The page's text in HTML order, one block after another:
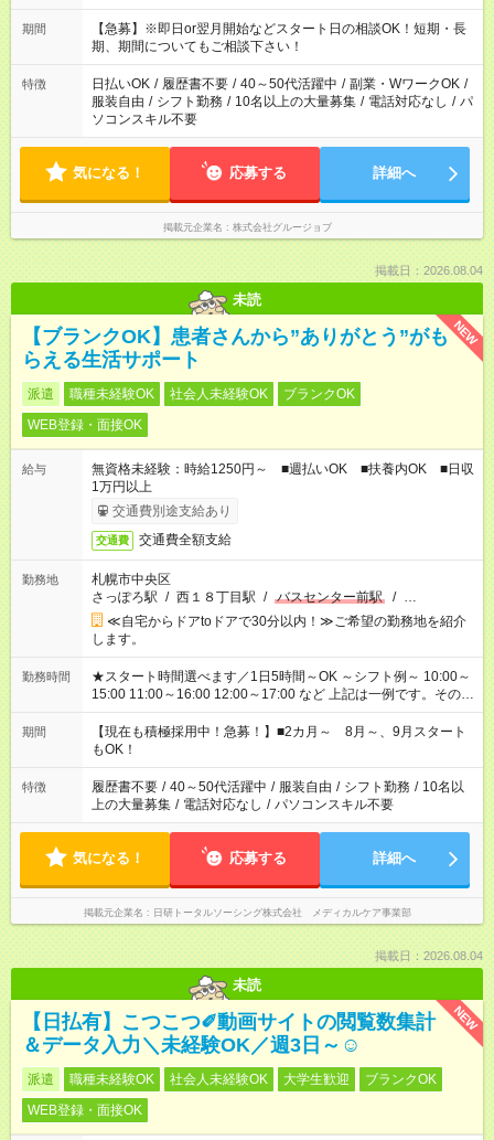
18:00～21：00 ■残業なし ■週3日～、1日3h～OK ■他シフトに
ついても相談OK
期間
【急募】※即日or翌月開始などスタート日の相談OK！短期・長
期、期間についてもご相談下さい！
特徴 日払いOK / 履歴書不要 / 40～50代活躍中 / 副業・WワークOK /
服装自由 / シフト勤務 / 10名以上の大量募集 / 電話対応なし / パ
ソコンスキル不要
気になる！ 応募する 詳細へ
掲載元企業名 株式会社グルージョブ
掲載日：2026.08.04
未読
NEW
【ブランクOK】患者さんから”ありがとう”がも
らえる生活サポート
派遣 職種未経験OK 社会人未経験OK
ブランクOK
WEB登録・面接OK
給与
無資格未経験：時給1250円～ ■週払いOK ■扶養内OK ■日収
1万円以上
交通費別途支給あり
交通費 交通費全額支給
勤務地
札幌市中央区
さっぽろ駅 / 西１８丁目駅 / バスセンター前駅 / …
≪自宅からドアtoドアで30分以内！≫ご希望の勤務地を紹介
します。
勤務時間
★スタート時間選べます／1日5時間～OK ～シフト例～ 10:00～
15:00 11:00～16:00 12:00～17:00 など 上記は一例です。その他
シフトもご相談ください。 ※Wワークの場合当社と合わせて法
定労働時間が週40時間を超えなければOKです。
期間
【現在も積極採用中！急募！】■2カ月～ 8月～、9月スタート
もOK！
特徴 履歴書不要 / 40～50代活躍中 / 服装自由 / シフト勤務 / 10名以
上の大量募集 / 電話対応なし / パソコンスキル不要
気になる！ 応募する 詳細へ
掲載元企業名 日研トータルソーシング株式会社 メディカルケア事業部
掲載日：2026.08.04
未読
NEW
【日払有】こつこつ✐動画サイトの閲覧数集計
＆データ入力＼未経験OK／週3日～☺
派遣 職種未経験OK 社会人未経験OK 大学生歓迎
ブランクOK
WEB登録・面接OK